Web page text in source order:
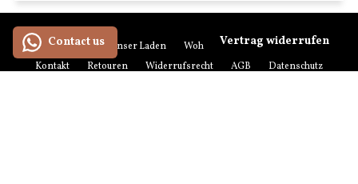
Über anikoo Unser Laden Wohnberatung
Impressum
Kontakt
Retouren Widerrufsrecht AGB
Datenschutz
Vertrag widerrufen
Contact us